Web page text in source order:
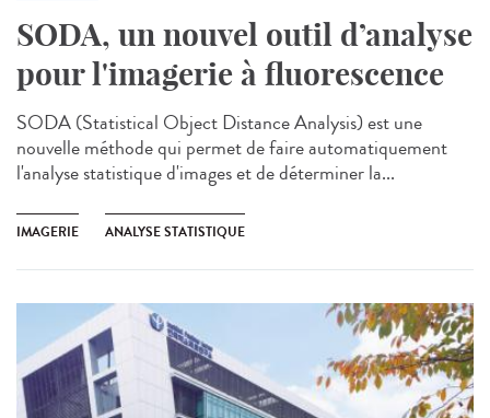
SODA, un nouvel outil d’analyse
pour l'imagerie à fluorescence
SODA (Statistical Object Distance Analysis) est une
nouvelle méthode qui permet de faire automatiquement
l'analyse statistique d'images et de déterminer la...
IMAGERIE ANALYSE STATISTIQUE